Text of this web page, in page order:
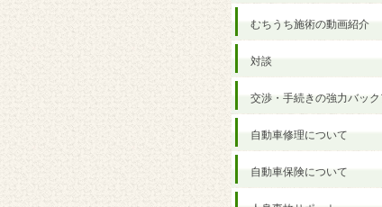
むちうち施術の動画紹介
対談
交渉・手続きの強力バッ
自動車修理について
自動車保険について